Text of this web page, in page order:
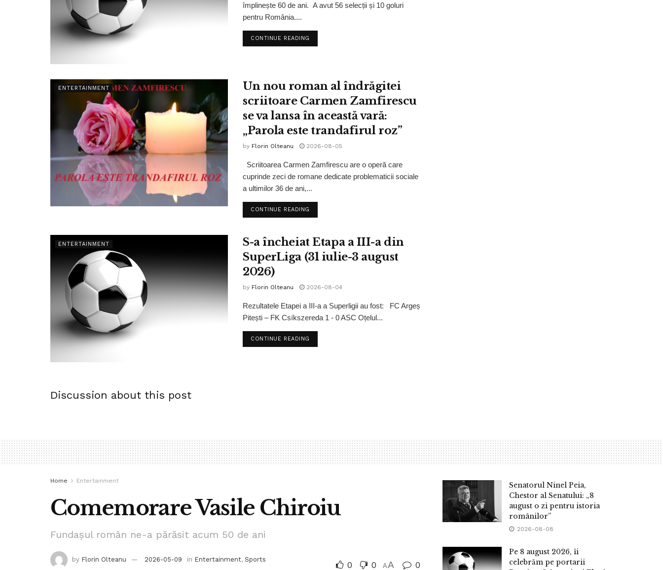
împlinește 60 de ani. A avut 56 selecții și 10 goluri
pentru România....
CONTINUE READING
ENTERTAINMENT
Un nou roman al îndrăgitei
scriitoare Carmen Zamfirescu
se va lansa în această vară:
„Parola este trandafirul roz”
by Florin Olteanu 2026-08-05
Scriitoarea Carmen Zamfirescu are o operă care
cuprinde zeci de romane dedicate problematicii sociale
a ultimilor 36 de ani,...
CONTINUE READING
ENTERTAINMENT
S-a încheiat Etapa a III-a din
SuperLiga (31 iulie-3 august
2026)
by Florin Olteanu 2026-08-04
Rezultatele Etapei a III-a a Superligii au fost: FC Argeș
Pitești – FK Csíkszereda 1 - 0 ASC Oțelul...
CONTINUE READING
Discussion about this post
Home Entertainment
Comemorare Vasile Chiroiu
Fundașul român ne-a părăsit acum 50 de ani
by Florin Olteanu 2026-05-09 in Entertainment, Sports
0 0 AA 0
Senatorul Ninel Peia,
Chestor al Senatului: „8
august o zi pentru istoria
românilor”
2026-08-08
Pe 8 august 2026, îi
celebrăm pe portarii